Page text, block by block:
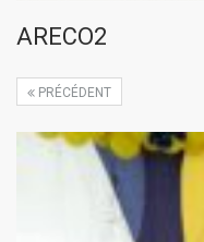
ARECO2
PRÉCÉDENT